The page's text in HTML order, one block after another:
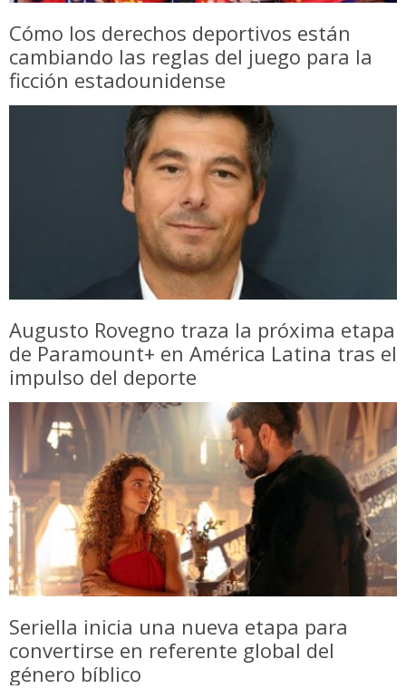
Cómo los derechos deportivos están
cambiando las reglas del juego para la
ficción estadounidense
Augusto Rovegno traza la próxima etapa
de Paramount+ en América Latina tras el
impulso del deporte
Seriella inicia una nueva etapa para
convertirse en referente global del
género bíblico